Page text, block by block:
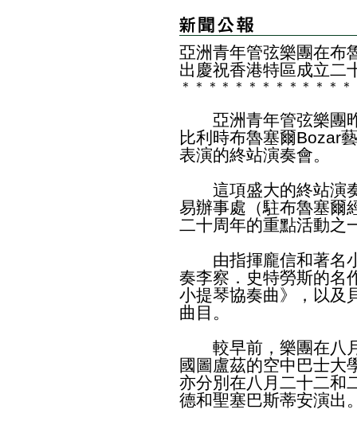
亞洲青年管弦樂團在布
出慶祝香港特區成立二
＊ ＊ ＊ ＊ ＊ ＊ ＊ ＊ ＊ ＊ ＊ ＊ ＊
亞洲青年管弦樂團昨
比利時布魯塞爾Bozar
表演的終站演奏會。
這項盛大的終站演奏
易辦事處（駐布魯塞爾
二十周年的重點活動之
由指揮龐信和著名小
奏李察．史特勞斯的名
小提琴協奏曲》，以及
曲目。
較早前，樂團在八月
國圖盧茲的空中巴士大
亦分別在八月二十二和
德和聖塞巴斯蒂安演出